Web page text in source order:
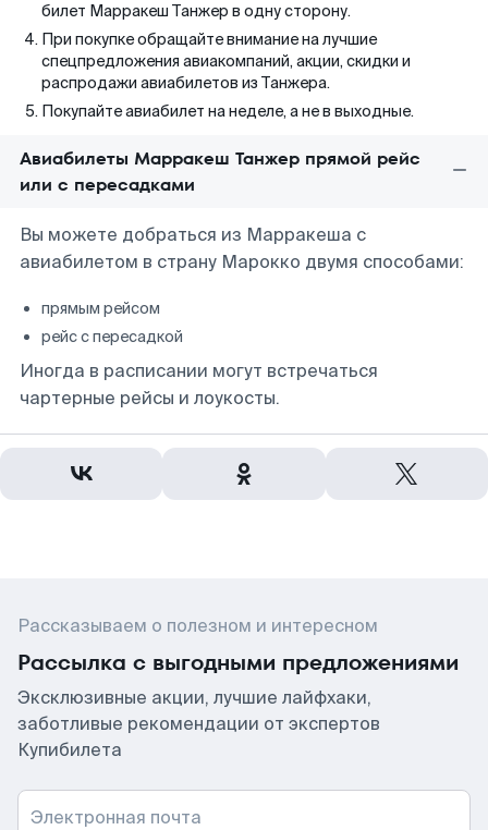
билет Марракеш Танжер в одну сторону.
При покупке обращайте внимание на лучшие
спецпредложения авиакомпаний, акции, скидки и
распродажи авиабилетов из Танжера.
Покупайте авиабилет на неделе, а не в выходные.
Авиабилеты Марракеш Танжер прямой рейс
или с пересадками
Вы можете добраться из Марракеша с
авиабилетом в страну Марокко двумя способами:
прямым рейсом
рейс с пересадкой
Иногда в расписании могут встречаться
чартерные рейсы и лоукосты.
Рассказываем о полезном и интересном
Рассылка с выгодными предложениями
Эксклюзивные акции, лучшие лайфхаки,
заботливые рекомендации от экспертов
Купибилета
Электронная почта